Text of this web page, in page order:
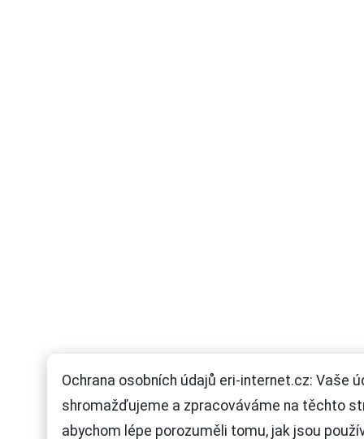
Ochrana osobních údajů eri-internet.cz: Vaše
shromažďujeme a zpracováváme na těchto
abychom lépe porozuměli tomu, jak jsou